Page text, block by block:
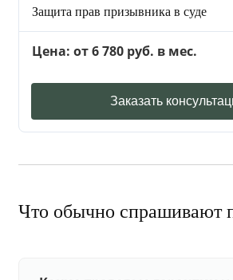
Защита прав призывника в суде
Цена: от 6 780 руб. в мес.
Заказать
Что обычно спрашивают